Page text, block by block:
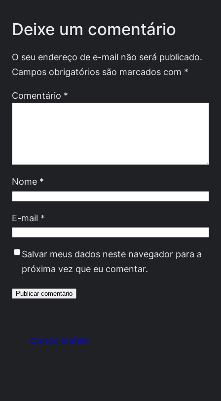
Deixe um comentário
O seu endereço de e-mail não será publicado.
Campos obrigatórios são marcados com *
Comentário *
Nome *
E-mail *
Salvar meus dados neste navegador para a
próxima vez que eu comentar.
Carros Inúteis